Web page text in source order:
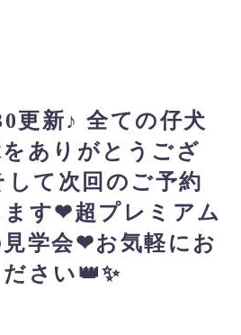
更新♪ 全ての仔犬
ありがとうござ
て次回のご予約
ます❤超プレミアム
学会❤お気軽にお
さい👑✨